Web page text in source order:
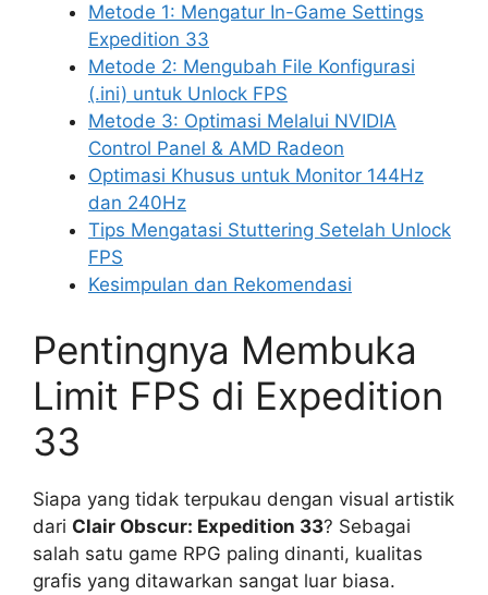
Metode 1: Mengatur In-Game Settings
Expedition 33
Metode 2: Mengubah File Konfigurasi
(.ini) untuk Unlock FPS
Metode 3: Optimasi Melalui NVIDIA
Control Panel & AMD Radeon
Optimasi Khusus untuk Monitor 144Hz
dan 240Hz
Tips Mengatasi Stuttering Setelah Unlock
FPS
Kesimpulan dan Rekomendasi
Pentingnya Membuka
Limit FPS di Expedition
33
Siapa yang tidak terpukau dengan visual artistik
dari Clair Obscur: Expedition 33? Sebagai
salah satu game RPG paling dinanti, kualitas
grafis yang ditawarkan sangat luar biasa.